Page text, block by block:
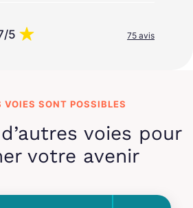
5 75 avis
VOIES SONT POSSIBLES
voies pour
votre avenir